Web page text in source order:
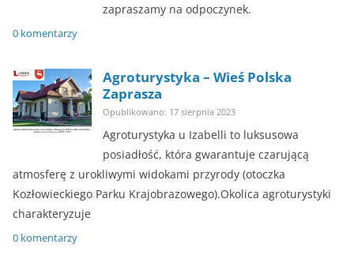
zapraszamy na odpoczynek.
0 komentarzy
Agroturystyka – Wieś Polska
Zaprasza
Opublikowano: 17 sierpnia 2023
Agroturystyka u Izabelli to luksusowa
posiadłość, która gwarantuje czarującą
atmosferę z urokliwymi widokami przyrody (otoczka
Kozłowieckiego Parku Krajobrazowego).Okolica agroturystyki
charakteryzuje
0 komentarzy